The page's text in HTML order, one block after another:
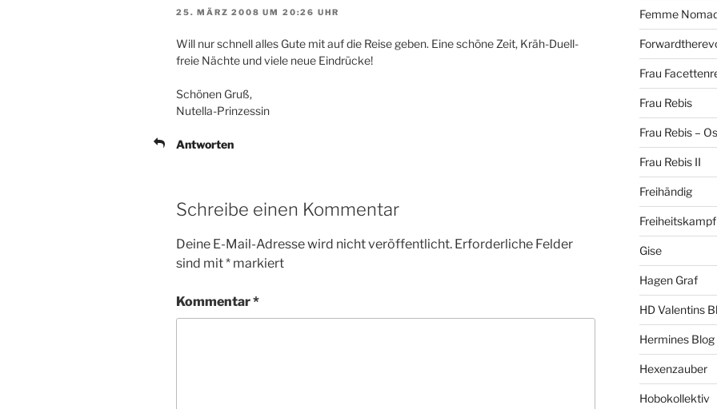
25. MÄRZ 2008 UM 20:26 UHR
Will nur schnell alles Gute mit auf die Reise geben. Eine schöne Zeit, Kräh-Duell-
freie Nächte und viele neue Eindrücke!
Schönen Gruß,
Nutella-Prinzessin
Antworten
Schreibe einen Kommentar
Deine E-Mail-Adresse wird nicht veröffentlicht. Erforderliche Felder
sind mit* markiert
Kommentar*
Femme
Frau
Frau Rebis
Frau Rebis –
Frau Rebis II
Freihändig
Freiheitskampf
Gise
Hagen Graf
HD Valentins
Hermines Blog
Hexenzauber
Hobokollektiv